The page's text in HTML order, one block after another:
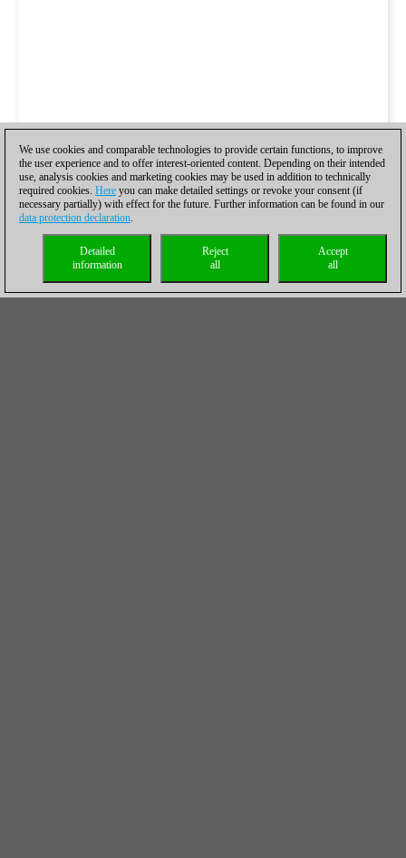
We use cookies and comparable technologies to provide certain functions, to improve
the user experience and to offer interest-oriented content. Depending on their intended
use, analysis cookies and marketing cookies may be used in addition to technically
required cookies. Here you can make detailed settings or revoke your consent (if
necessary partially) with effect for the future. Further information can be found in our
data protection declaration.
Accept
all
Reject
all
Detailed
information